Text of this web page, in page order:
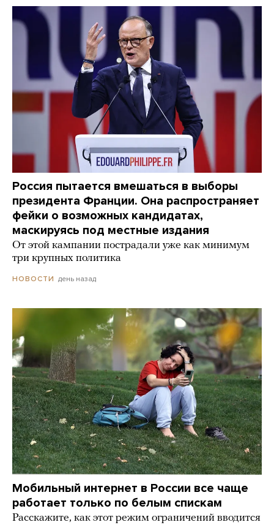
Россия пытается вмешаться в выборы
президента Франции. Она распространяет
фейки о возможных кандидатах,
маскируясь под местные издания
От этой кампании пострадали уже как минимум
три крупных политика
НОВОСТИ день назад
Мобильный интернет в России все чаще
работает только по белым спискам
Расскажите, как этот режим ограничений вводится